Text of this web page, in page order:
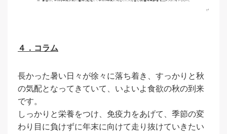
４．コラム
長かった暑い日々が徐々に落ち着き、すっかりと秋
の気配となってきていて、いよいよ食欲の秋の到来
です。
しっかりと栄養をつけ、免疫力をあげて、季節の変
わり目に負けずに年末に向けて走り抜けていきたい